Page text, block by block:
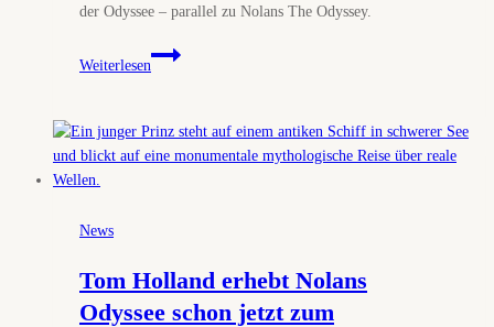
der Odyssee – parallel zu Nolans The Odyssey.
Weiterlesen
Noch
ne
Bruckheimer
setzt
auf
Nolan-
Wucht
News
Tom Holland erhebt Nolans
Odyssee schon jetzt zum